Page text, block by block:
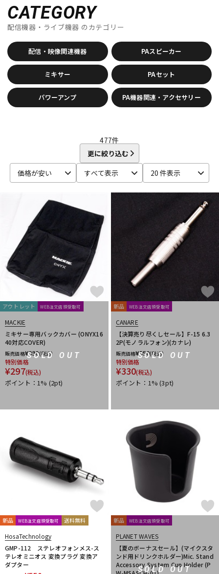
中古
DECKSAVER
Electro Voice
F-R
FISHMAN GATOR HERCULES
Kikutani
KORG MACKIE Magna Cart
MARTIN AUDIO
MIDAS
Mighty Bright MUTEC PLANET WAVES
Radial
RODE Roland
S-Z
SANWA SUPPLY sE Electronics SENNHEISER
SHURE
SoundCraft
SSL(Solid State Logic) Steinberg
TAMA
AlphaTheta
CATEGORY
配信機器・ライブ機器 のカテゴリー
配信・映像関連機器 PAスピーカー
ミキサー PAセット
パワーアンプ PA機器関連・アクセサリー
477件
更に絞り込む
価格が安い
すべて表示 20 件表示
SOLD OUT
アウトレット WEB注文店頭受取可
MACKIE
ミキサー専用バックカバー (ONYX16
40対応COVER)
販売価格¥330(税込)
特別価格
¥297(税込)
ポイント：1% (2pt)
SOLD OUT
新品 WEB注文店頭受取可
CANARE
【決算売り尽くしセール】F-15 6.3
2P(モノラルフォン)(カナレ)
販売価格¥550(税込)
特別価格
¥330(税込)
ポイント：1%(3pt)
新品 WEB注文店頭受取可 送料無料
HosaTechnology
GMP-112 ステレオフォンメス-ス
テレオミニオス 変換プラグ 変換ア
ダプター
SOLD OUT
新品 WEB注文店頭受取可
PLANET WAVES
【夏のボーナスセール】(マイクスタ
ンド用ドリンクホルダー)Mic. Stand
Accessory System Cup Holder (P